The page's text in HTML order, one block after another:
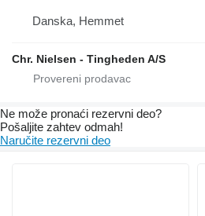
Danska, Hemmet
Chr. Nielsen - Tingheden A/S
Ne može pronaći rezervni dеo?
Pošaljite zahtev odmah!
Naručite rezervni dеo